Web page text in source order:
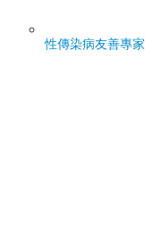
性傳染病友善專家